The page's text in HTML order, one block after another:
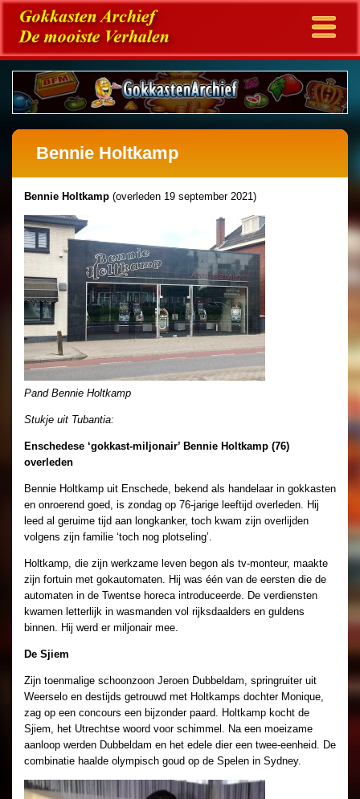
Bennie Holtkamp
Bennie Holtkamp (overleden 19 september 2021)
Pand Bennie Holtkamp
Stukje uit Tubantia:
Enschedese ‘gokkast-miljonair’ Bennie Holtkamp (76)
overleden
Bennie Holtkamp uit Enschede, bekend als handelaar in gokkasten
en onroerend goed, is zondag op 76-jarige leeftijd overleden. Hij
leed al geruime tijd aan longkanker, toch kwam zijn overlijden
volgens zijn familie ‘toch nog plotseling’.
Holtkamp, die zijn werkzame leven begon als tv-monteur, maakte
zijn fortuin met gokautomaten. Hij was één van de eersten die de
automaten in de Twentse horeca introduceerde. De verdiensten
kwamen letterlijk in wasmanden vol rijksdaalders en guldens
binnen. Hij werd er miljonair mee.
De Sjiem
Zijn toenmalige schoonzoon Jeroen Dubbeldam, springruiter uit
Weerselo en destijds getrouwd met Holtkamps dochter Monique,
zag op een concours een bijzonder paard. Holtkamp kocht de
Sjiem, het Utrechtse woord voor schimmel. Na een moeizame
aanloop werden Dubbeldam en het edele dier een twee-eenheid. De
combinatie haalde olympisch goud op de Spelen in Sydney.